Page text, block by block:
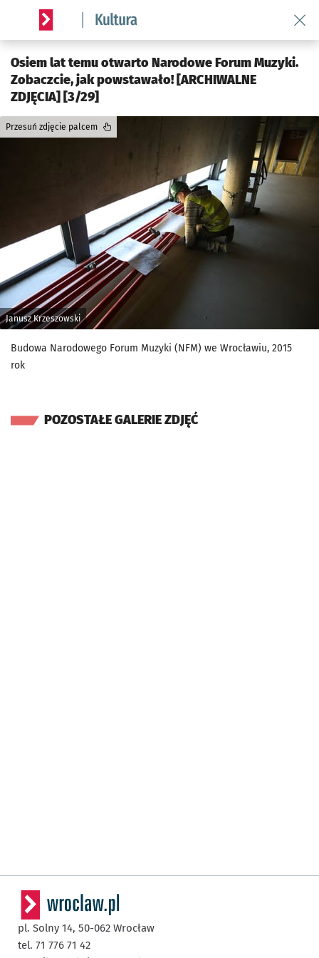
Serwis informacyjny wroclaw.pl podserwis: Kultura
Osiem lat temu otwarto Narodowe Forum Muzyki.
Zobaczcie, jak powstawało! [ARCHIWALNE
ZDJĘCIA] [3/29]
Janusz Krzeszowski
Przesuń zdjęcie palcem
Budowa Narodowego Forum Muzyki (NFM) we Wrocławiu, 2015
rok
POZOSTAŁE GALERIE ZDJĘĆ
pl. Solny 14, 50-062 Wrocław
tel. 71 776 71 42